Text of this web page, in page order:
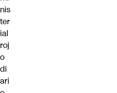
nis
ter
ial
roj
o
di
ari